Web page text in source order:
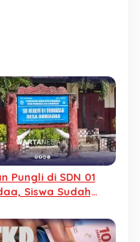
Pungli di SDN 01
Siswa Sudah
Diterima